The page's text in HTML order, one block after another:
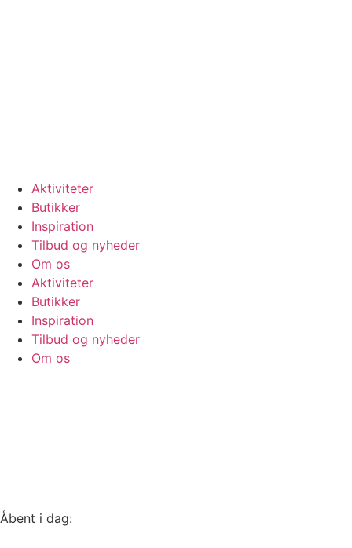
Aktiviteter
Butikker
Inspiration
Tilbud og nyheder
Om os
Aktiviteter
Butikker
Inspiration
Tilbud og nyheder
Om os
Åbent i dag: